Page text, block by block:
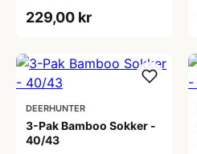
229,00 kr
DEERHUNTER
3-Pak Bamboo Sokker -
40/43